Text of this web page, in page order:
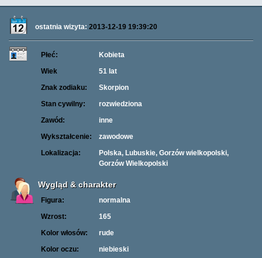
ostatnia wizyta: 2013-12-19 19:39:20
Płeć:
Kobieta
Wiek
51 lat
Znak zodiaku:
Skorpion
Stan cywilny:
rozwiedziona
Zawód:
inne
Wykształcenie:
zawodowe
Lokalizacja:
Polska, Lubuskie, Gorzów wielkopolski,
Gorzów Wielkopolski
Wygląd & charakter
Figura:
normalna
Wzrost:
165
Kolor włosów:
rude
Kolor oczu:
niebieski